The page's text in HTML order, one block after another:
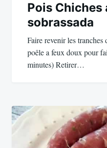
Pois Chiches
sobrassada
Faire revenir les tranches
poêle a feux doux pour
minutes) Retirer…